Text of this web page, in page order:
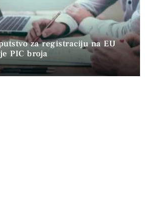
za registraciju na EU
PIC broja